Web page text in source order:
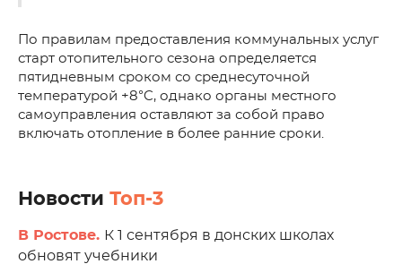
По правилам предоставления коммунальных услуг
старт отопительного сезона определяется
пятидневным сроком со среднесуточной
температурой +8°C, однако органы местного
самоуправления оставляют за собой право
включать отопление в более ранние сроки.
Новости Топ-3
В Ростове. К 1 сентября в донских школах
обновят учебники